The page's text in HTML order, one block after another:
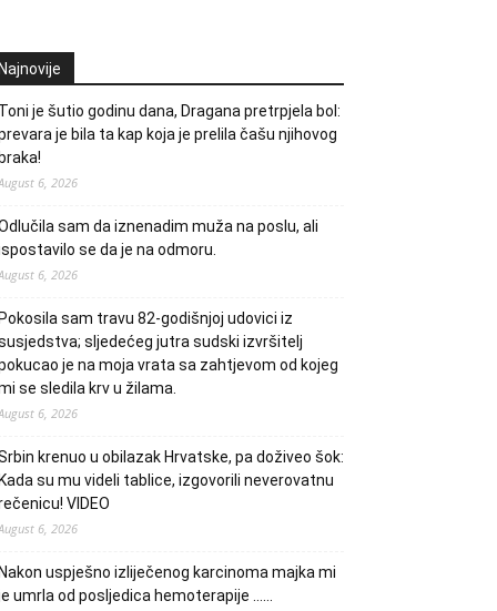
je šutio godinu dana, Dragana pretrpjela bol:
je bila ta kap koja je prelila čašu njihovog
6, 2026
sam da iznenadim muža na poslu, ali
se da je na odmoru.
6, 2026
sam travu 82-godišnjoj udovici iz
sljedećeg jutra sudski izvršitelj
je na moja vrata sa zahtjevom od kojeg
se sledila krv u žilama.
6, 2026
krenuo u obilazak Hrvatske, pa doživeo šok:
su mu videli tablice, izgovorili neverovatnu
VIDEO
6, 2026
uspješno izliječenog karcinoma majka mi
umrla od posljedica hemoterapije ……